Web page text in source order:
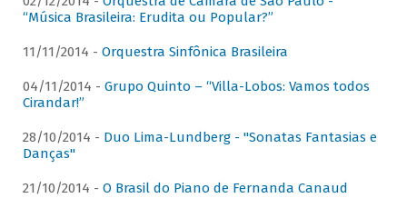
“Música Brasileira: Erudita ou Popular?”
11/11/2014 - Orquestra Sinfônica Brasileira
04/11/2014 - Grupo Quinto – “Villa-Lobos: Vamos todos
Cirandar!”
28/10/2014 - Duo Lima-Lundberg - "Sonatas Fantasias e
Danças"
21/10/2014 - O Brasil do Piano de Fernanda Canaud